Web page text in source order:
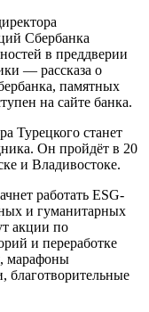
Сбербанка
в преддверии
— рассказа о
памятных
на сайте банка.
Турецкого станет
Он пройдёт в 20
и Владивостоке.
работать ESG-
и гуманитарных
акции по
и переработке
марафоны
благотворительные